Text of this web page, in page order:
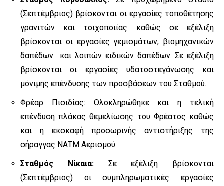
(Σεπτέμβριος) βρίσκονται οι εργασίες τοποθέτησης
γρανιτών και τοιχοποιίας καθώς σε εξέλιξη
βρίσκονται οι εργασίες γεμισμάτων, βιομηχανικών
δαπέδων και λοιπών ειδικών δαπέδων. Σε εξέλιξη
βρίσκονται οι εργασίες υδατοστεγάνωσης και
μόνιμης επένδυσης των προσβάσεων του Σταθμού.
Φρέαρ Πισιδίας: Ολοκληρώθηκε και η τελική
επένδυση πλάκας θεμελίωσης του Φρέατος καθώς
και η εκσκαφή προσωρινής αντιστήριξης της
σήραγγας ΝΑΤΜ Αερισμού.
Σταθμός Νίκαια:Σε εξέλιξη βρίσκονται
(Σεπτέμβριος) οι συμπληρωματικές εργασίες